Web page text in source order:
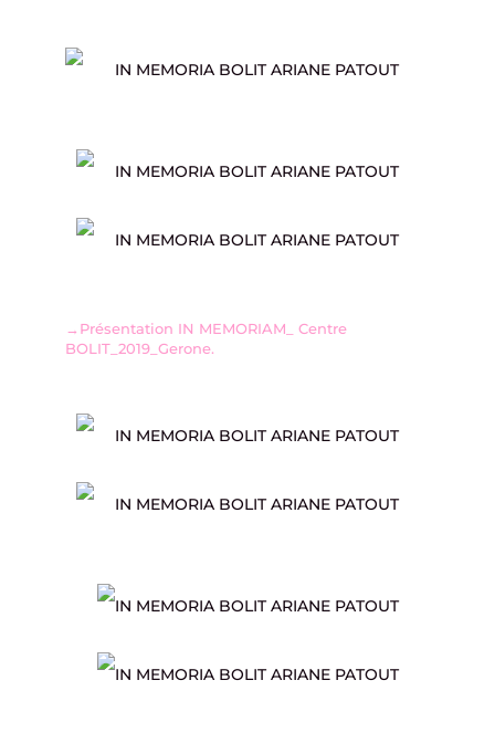
→Présentation IN MEMORIAM_ Centre
BOLIT_2019_Gerone.